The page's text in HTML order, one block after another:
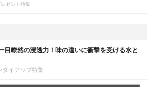
レゼント特集
目瞭然の浸透力！味の違いに衝撃を受ける水と
タイアップ特集